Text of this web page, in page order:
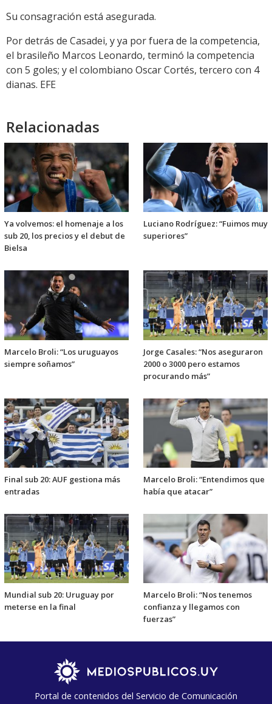
Su consagración está asegurada.
Por detrás de Casadei, y ya por fuera de la competencia,
el brasileño Marcos Leonardo, terminó la competencia
con 5 goles; y el colombiano Oscar Cortés, tercero con 4
dianas. EFE
Relacionadas
Ya volvemos: el homenaje a los
sub 20, los precios y el debut de
Bielsa
Luciano Rodríguez: “Fuimos muy
superiores”
Marcelo Broli: “Los uruguayos
siempre soñamos”
Jorge Casales: “Nos aseguraron
2000 o 3000 pero estamos
procurando más”
Final sub 20: AUF gestiona más
entradas
Marcelo Broli: “Entendimos que
había que atacar”
Mundial sub 20: Uruguay por
meterse en la final
Marcelo Broli: “Nos tenemos
confianza y llegamos con
fuerzas”
Portal de contenidos del Servicio de Comunicación